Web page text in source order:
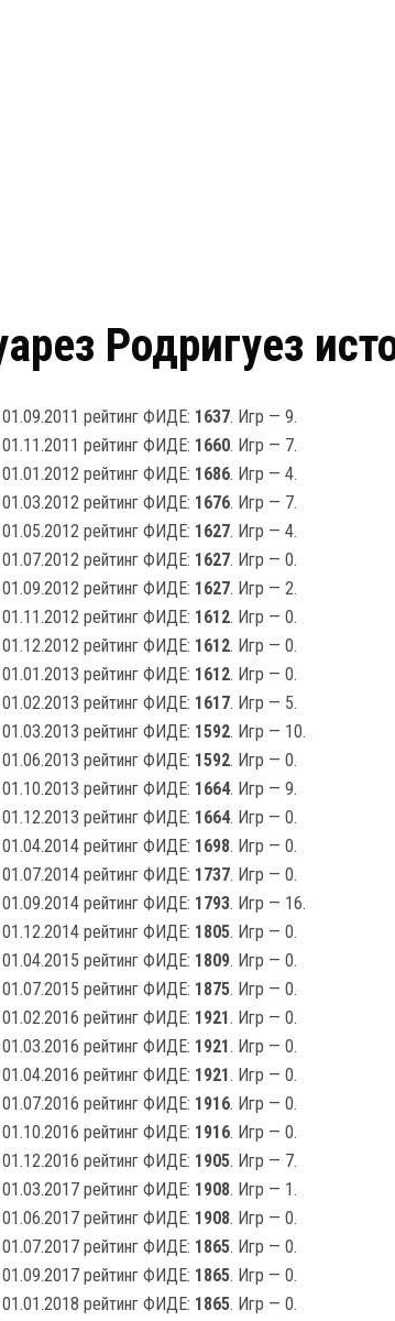
Родригуез
01.09.2011 рейтинг ФИДЕ: 1637. Игр — 9.
01.11.2011 рейтинг ФИДЕ: 1660. Игр — 7.
01.01.2012 рейтинг ФИДЕ: 1686. Игр — 4.
01.03.2012 рейтинг ФИДЕ: 1676. Игр — 7.
01.05.2012 рейтинг ФИДЕ: 1627. Игр — 4.
01.07.2012 рейтинг ФИДЕ: 1627. Игр — 0.
01.09.2012 рейтинг ФИДЕ: 1627. Игр — 2.
01.11.2012 рейтинг ФИДЕ: 1612. Игр — 0.
01.12.2012 рейтинг ФИДЕ: 1612. Игр — 0.
01.01.2013 рейтинг ФИДЕ: 1612. Игр — 0.
01.02.2013 рейтинг ФИДЕ: 1617. Игр — 5.
01.03.2013 рейтинг ФИДЕ: 1592. Игр — 10.
01.06.2013 рейтинг ФИДЕ: 1592. Игр — 0.
01.10.2013 рейтинг ФИДЕ: 1664. Игр — 9.
01.12.2013 рейтинг ФИДЕ: 1664. Игр — 0.
01.04.2014 рейтинг ФИДЕ: 1698. Игр — 0.
01.07.2014 рейтинг ФИДЕ: 1737. Игр — 0.
01.09.2014 рейтинг ФИДЕ: 1793. Игр — 16.
01.12.2014 рейтинг ФИДЕ: 1805. Игр — 0.
01.04.2015 рейтинг ФИДЕ: 1809. Игр — 0.
01.07.2015 рейтинг ФИДЕ: 1875. Игр — 0.
01.02.2016 рейтинг ФИДЕ: 1921. Игр — 0.
01.03.2016 рейтинг ФИДЕ: 1921. Игр — 0.
01.04.2016 рейтинг ФИДЕ: 1921. Игр — 0.
01.07.2016 рейтинг ФИДЕ: 1916. Игр — 0.
01.10.2016 рейтинг ФИДЕ: 1916. Игр — 0.
01.12.2016 рейтинг ФИДЕ: 1905. Игр — 7.
01.03.2017 рейтинг ФИДЕ: 1908. Игр — 1.
01.06.2017 рейтинг ФИДЕ: 1908. Игр — 0.
01.07.2017 рейтинг ФИДЕ: 1865. Игр — 0.
01.09.2017 рейтинг ФИДЕ: 1865. Игр — 0.
01.01.2018 рейтинг ФИДЕ: 1865. Игр — 0.